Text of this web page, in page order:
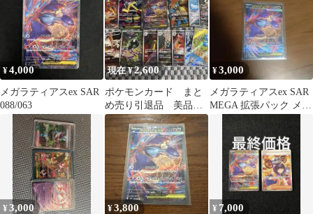
¥4,000
メガラティアスex SAR
088/063
現在 ¥2,600
ポケモンカード まと
め売り引退品 美品❣️
メガラティアスex SAR ￼
¥3,000
メガラティアスex SAR
MEGA 拡張パック メガ
¥3,000 ¥3,800 ¥ 7,000